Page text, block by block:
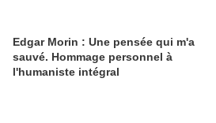
Edgar Morin : Une pensée qui m'a
sauvé. Hommage personnel à
l'humaniste intégral